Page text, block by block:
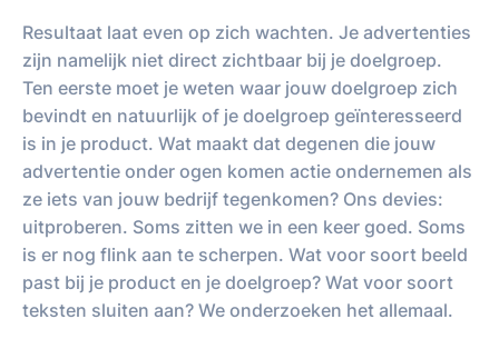
Resultaat laat even op zich wachten. Je advertenties
zijn namelijk niet direct zichtbaar bij je doelgroep.
Ten eerste moet je weten waar jouw doelgroep zich
bevindt en natuurlijk of je doelgroep geïnteresseerd
is in je product. Wat maakt dat degenen die jouw
advertentie onder ogen komen actie ondernemen als
ze iets van jouw bedrijf tegenkomen? Ons devies:
uitproberen. Soms zitten we in een keer goed. Soms
is er nog flink aan te scherpen. Wat voor soort beeld
past bij je product en je doelgroep? Wat voor soort
teksten sluiten aan? We onderzoeken het allemaal.